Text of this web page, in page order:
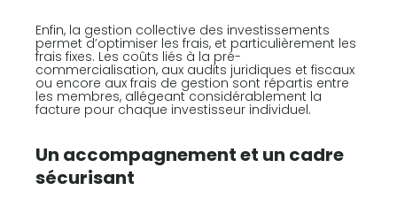
Enfin, la gestion collective des investissements
permet d’optimiser les frais, et particulièrement les
frais fixes. Les coûts liés à la pré-
commercialisation, aux audits juridiques et fiscaux
ou encore aux frais de gestion sont répartis entre
les membres, allégeant considérablement la
facture pour chaque investisseur individuel.
Un accompagnement et un cadre
sécurisant